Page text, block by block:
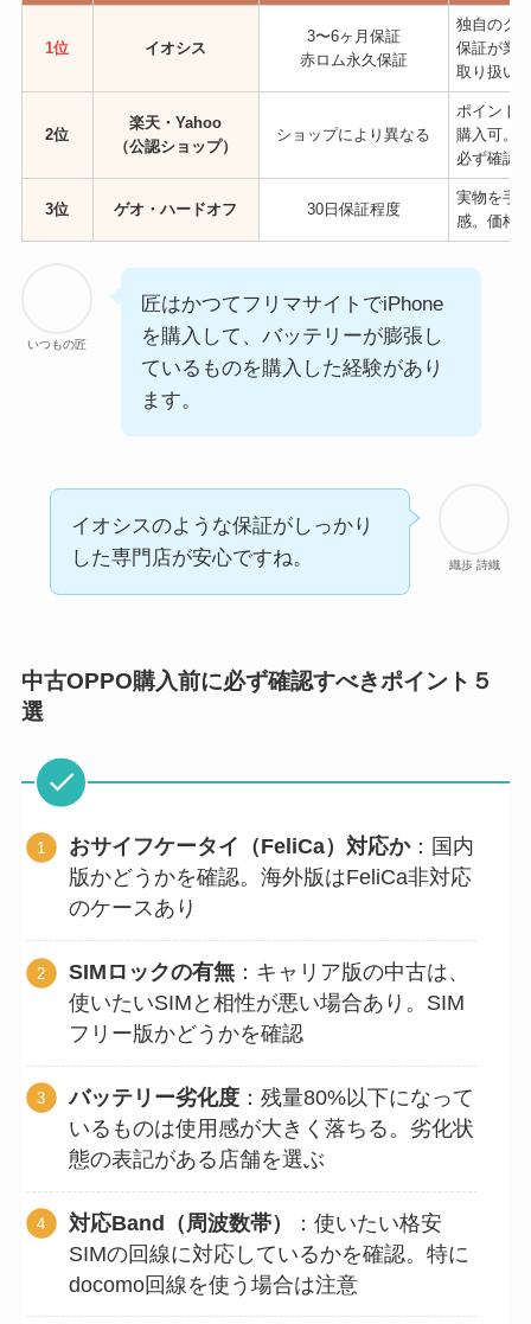
1位 イオシス
3〜6ヶ月保証
赤ロム永久保証
独自のグ
保証が業
取り扱い
2位
楽天・Yahoo
（公認ショップ）
ショップにより異なる
ポイント
購入可。
必ず確認
3位 ゲオ・ハードオフ 30日保証程度
実物を手
感。価格
いつもの匠
匠はかつてフリマサイトでiPhone
を購入して、バッテリーが膨張し
ているものを購入した経験があり
ます。
織歩 詩織
イオシスのような保証がしっかり
した専門店が安心ですね。
中古OPPO購入前に必ず確認すべきポイント５
選
おサイフケータイ（FeliCa）対応か：国内
版かどうかを確認。海外版はFeliCa非対応
のケースあり
SIMロックの有無 ：キャリア版の中古は、
使いたいSIMと相性が悪い場合あり。SIM
フリー版かどうかを確認
バッテリー劣化度 ：残量80%以下になって
いるものは使用感が大きく落ちる。劣化状
態の表記がある店舗を選ぶ
対応Band（周波数帯）
：使いたい格安
SIMの回線に対応しているかを確認。特に
docomo回線を使う場合は注意